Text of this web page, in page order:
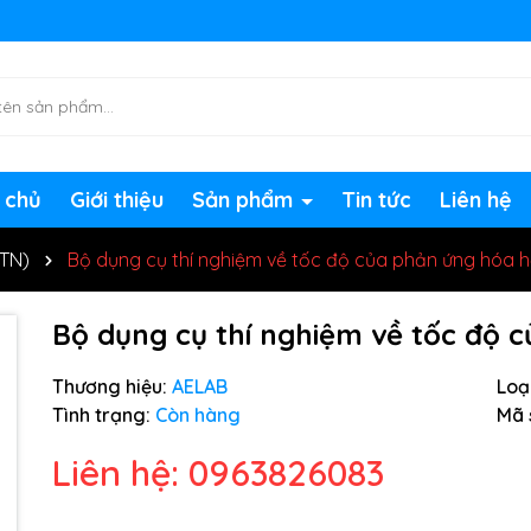
chờ đợi bạn
Giới thiệu Sản phẩm Tin tức Liên hệ
Bộ dụng cụ thí nghiệm về tốc độ của phản ứng hóa
Bộ dụng cụ thí nghiệm về tốc độ
Thương hiệu: AELAB
Tình trạng: Còn hàng Mã
Liên hệ: 0963826083